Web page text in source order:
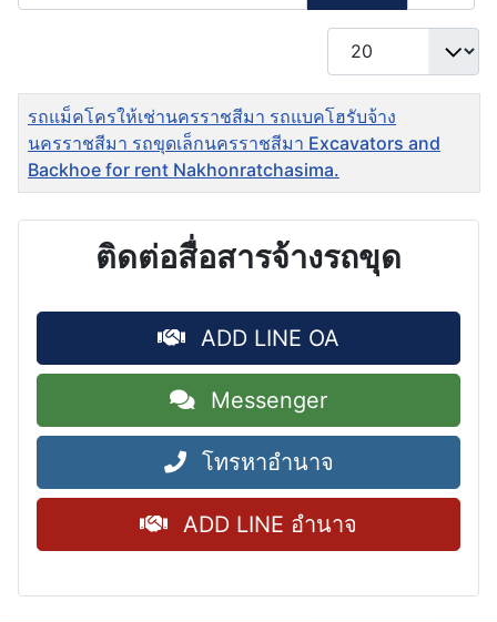
แสดง #
ชื่อ
รถแม็คโครให้เช่านครราชสีมา รถแบคโฮรับจ้าง
นครราชสีมา รถขุดเล็กนครราชสีมา Excavators and
Backhoe for rent Nakhonratchasima.
ติดต่อสื่อสารจ้างรถขุด
ADD LINE OA
Messenger
โทรหาอำนาจ
ADD LINE อำนาจ